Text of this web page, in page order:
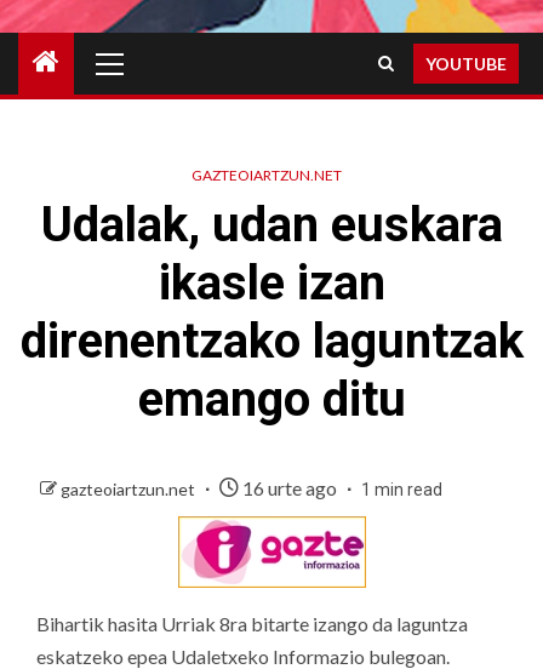
Menu
YOUTUBE
GAZTEOIARTZUN.NET
Udalak, udan euskara
ikasle izan
direnentzako laguntzak
emango ditu
gazteoiartzun.net 16 urte ago 1 min read
Bihartik hasita Urriak 8ra bitarte izango da laguntza
eskatzeko epea Udaletxeko Informazio bulegoan.